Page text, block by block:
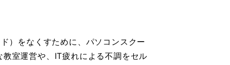
）をなくすために、パソコンスクー
室運営や、IT疲れによる不調をセル